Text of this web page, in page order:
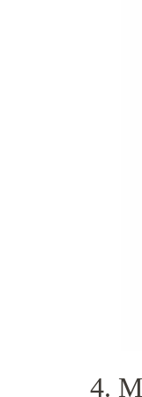
4.